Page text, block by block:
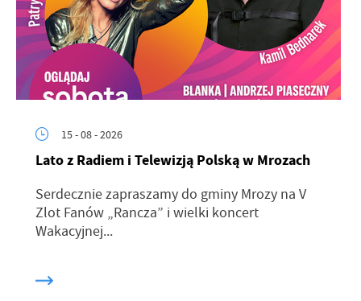
15 - 08 - 2026
Lato z Radiem i Telewizją Polską w Mrozach
Serdecznie zapraszamy do gminy Mrozy na V
Zlot Fanów „Rancza” i wielki koncert
Wakacyjnej...